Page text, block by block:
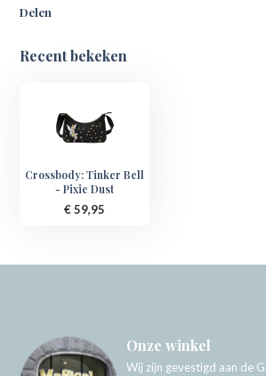
Delen
Recent bekeken
Crossbody: Tinker Bell
- Pixie Dust
€ 59,95
Onze winkel
Wij zijn gevestigd aan de